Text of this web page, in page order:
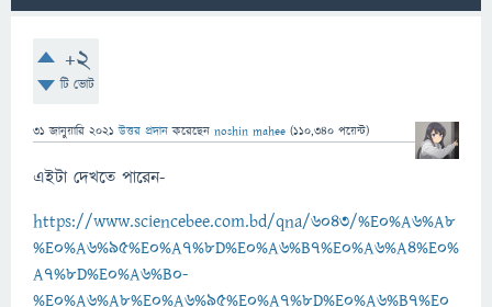
+2
টি ভোট
31 জানুয়ারি 2021 উত্তর প্রদান করেছেন noshin mahee (110,340 পয়েন্ট)
এইটা দেখতে পারেন-
https://www.sciencebee.com.bd/qna/6043/%E0%A6%A8
%E0%A6%95%E0%A7%8D%E0%A6%B7%E0%A6%A4%E0%
A7%8D%E0%A6%B0-
%E0%A6%A8%E0%A6%95%E0%A7%8D%E0%A6%B7%E0